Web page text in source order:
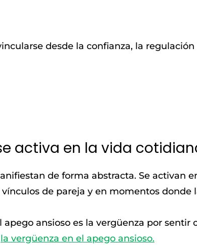
desde la confianza, la
activa en la vida
de forma abstracta. Se activan
de pareja y en momentos donde
ansioso es la vergüenza por sentir
la vergüenza en el apego ansioso.